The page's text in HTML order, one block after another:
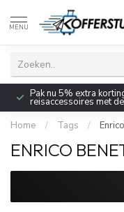
MENU
Pak nu 5% extra
reisaccessoires met
Home / Tags /
ENRICO